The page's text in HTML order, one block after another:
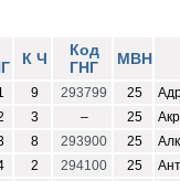
К Ч
Код
ГНГ
МВН
9 293799 25
3 – 25
8 293900 25
2 294100 25